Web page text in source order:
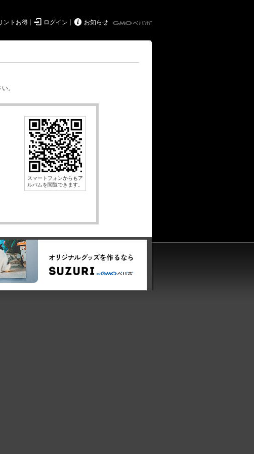
ントお得  ログイン  お知らせ
。
スマートフォンからもア
ルバムを閲覧できます。